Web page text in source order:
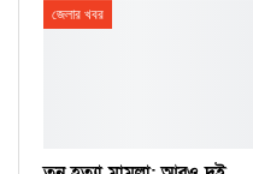
জেলার খবর